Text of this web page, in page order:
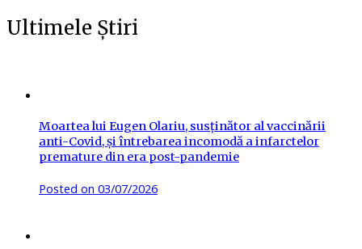
Ultimele Știri
Moartea lui Eugen Olariu, susținător al vaccinării
anti-Covid, și întrebarea incomodă a infarctelor
premature din era post-pandemie
Posted on 03/07/2026